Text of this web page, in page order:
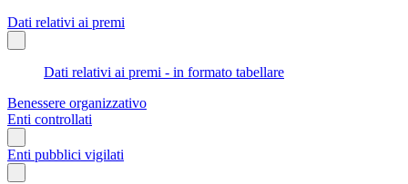
Dati relativi ai premi
Dati relativi ai premi - in formato tabellare
Benessere organizzativo
Enti controllati
Enti pubblici vigilati